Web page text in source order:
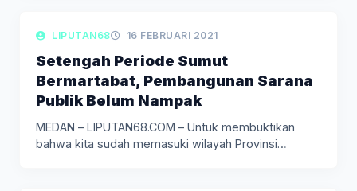
LIPUTAN POLITIK
LIPUTAN68 16 FEBRUARI 2021
Setengah Periode Sumut
Bermartabat, Pembangunan Sarana
Publik Belum Nampak
MEDAN – LIPUTAN68.COM – Untuk membuktikan
bahwa kita sudah memasuki wilayah Provinsi…